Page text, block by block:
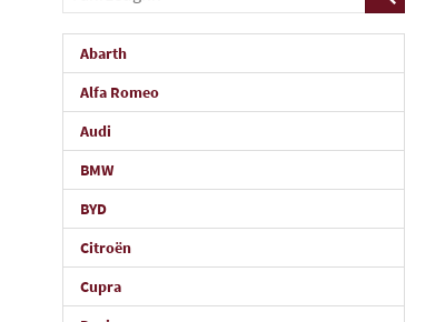
Abarth
Alfa Romeo
Audi
BMW
BYD
Citroën
Cupra